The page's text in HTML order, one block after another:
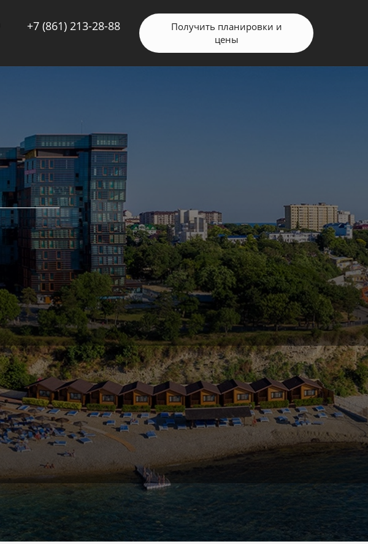
+7 (861) 213-28-88
Получить планировки и
цены